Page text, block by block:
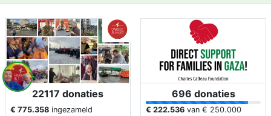
22117 donaties
€ 775.358 ingezameld
696 donaties
€ 222.536 van € 250.000